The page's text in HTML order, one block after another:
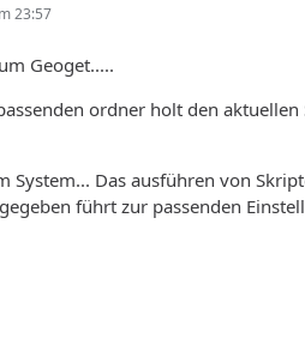
23:57
Geoget.....
ordner holt den
System... Das ausführen von
führt zur passenden